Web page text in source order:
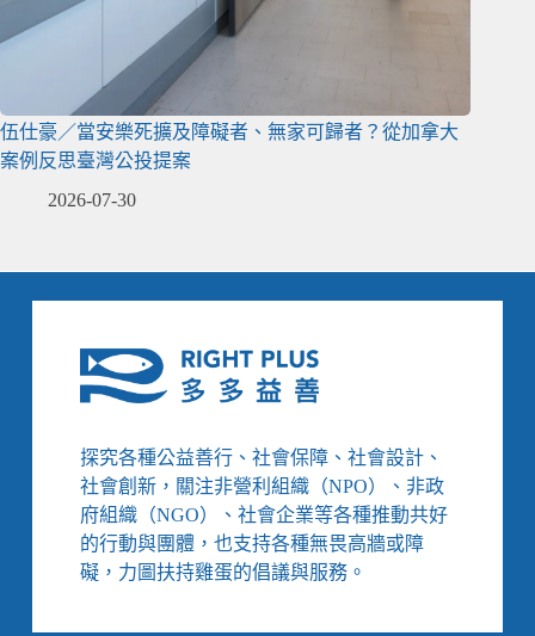
伍仕豪／當安樂死擴及障礙者、無家可歸者？從加拿大
案例反思臺灣公投提案
2026-07-30
探究各種公益善行、社會保障、社會設計、
社會創新，關注非營利組織（NPO）、非政
府組織（NGO）、社會企業等各種推動共好
的行動與團體，也支持各種無畏高牆或障
礙，力圖扶持雞蛋的倡議與服務。